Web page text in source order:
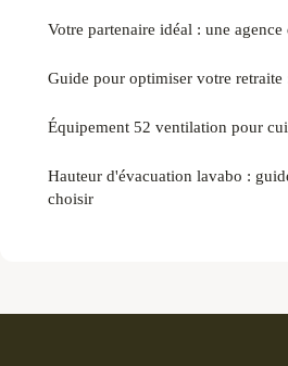
Votre partenaire idéal : une
Guide pour optimiser votre retraite
Équipement 52 ventilation pour
Hauteur d'évacuation lavabo :
choisir